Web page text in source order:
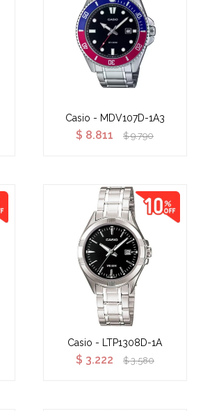
Casio - MDV107D-1A3
$ 8.811 $ 9.790
Casio - LTP1308D-1A
$ 3.222 $ 3.580